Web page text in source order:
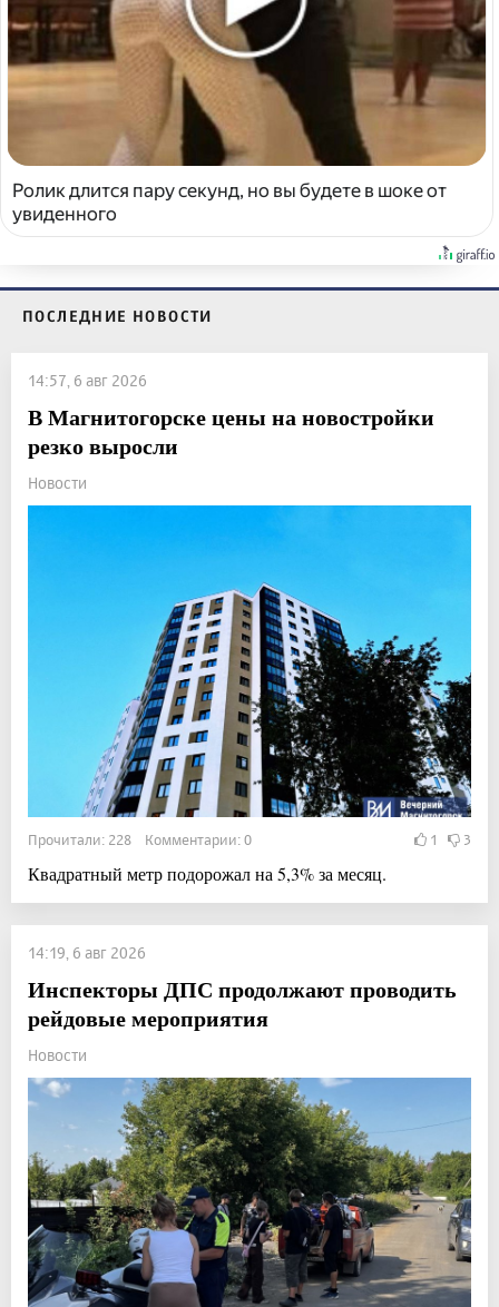
Ролик длится пару секунд, но вы будете в шоке от
увиденного
ПОСЛЕДНИЕ НОВОСТИ
14:57, 6 авг 2026
В Магнитогорске цены на новостройки
резко выросли
Новости
Прочитали: 228 Комментарии: 0 1 3
Квадратный метр подорожал на 5,3% за месяц.
14:19, 6 авг 2026
Инспекторы ДПС продолжают проводить
рейдовые мероприятия
Новости